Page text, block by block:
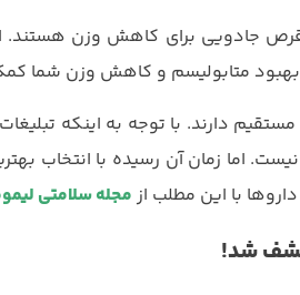
جادویی برای کاهش وزن هستند.
بهبود متابولیسم و کاهش وزن شما
دارند. با توجه به اینکه
اما زمان آن رسیده با انتخاب
با این مطلب از مجله سلامتی
کشف شد!